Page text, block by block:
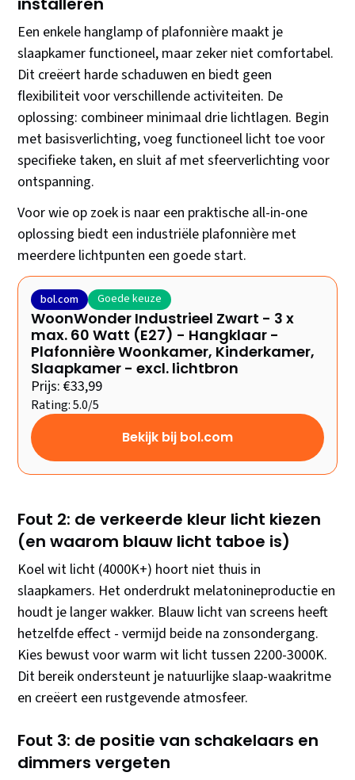
Een enkele hanglamp of plafonnière maakt je
slaapkamer functioneel, maar zeker niet comfortabel.
Dit creëert harde schaduwen en biedt geen
flexibiliteit voor verschillende activiteiten. De
oplossing: combineer minimaal drie lichtlagen. Begin
met basisverlichting, voeg functioneel licht toe voor
specifieke taken, en sluit af met sfeerverlichting voor
ontspanning.
Voor wie op zoek is naar een praktische all-in-one
oplossing biedt een industriële plafonnière met
meerdere lichtpunten een goede start.
bol.com Goede keuze
WoonWonder Industrieel Zwart - 3 x
max. 60 Watt (E27) - Hangklaar -
Plafonnière Woonkamer, Kinderkamer,
Slaapkamer - excl. lichtbron
Prijs: €33,99
Rating: 5.0/5
Bekijk bij bol.com
Fout 2: de verkeerde kleur licht kiezen
(en waarom blauw licht taboe is)
Koel wit licht (4000K+) hoort niet thuis in
slaapkamers. Het onderdrukt melatonineproductie en
houdt je langer wakker. Blauw licht van screens heeft
hetzelfde effect - vermijd beide na zonsondergang.
Kies bewust voor warm wit licht tussen 2200-3000K.
Dit bereik ondersteunt je natuurlijke slaap-waakritme
en creëert een rustgevende atmosfeer.
Fout 3: de positie van schakelaars en
dimmers vergeten